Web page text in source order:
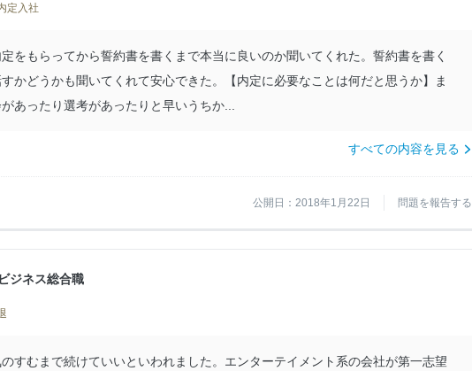
定入社
をもらってから誓約書を書くまで本当に良いのか聞いてくれた。誓約書を書く
かどうかも聞いてくれて安心できた。【内定に必要なことは何だと思うか】ま
あったり選考があったりと早いうちか...
すべての内容を見る
公開日：2018年1月22日 問題を報告する
ジネス総合職
のすむまで続けていいといわれました。エンターテイメント系の会社が第一志望